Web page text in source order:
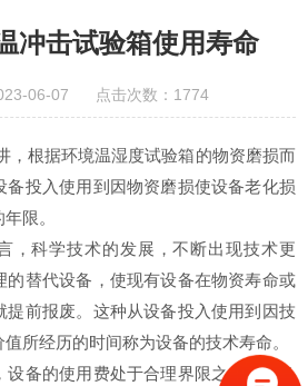
冲击试验箱使用寿命
06-07 点击次数：1774
根据环境温湿度试验箱的物资磨损而
备投入使用到因物资磨损使设备老化损
限。
科学技术的发展，不断出现技术更
的替代设备，使现有设备在物资寿命或
提前报废。这种从设备投入使用到因技
所经历的时间称为设备的技术寿命。
备的使用费处于合理界限之内的设备